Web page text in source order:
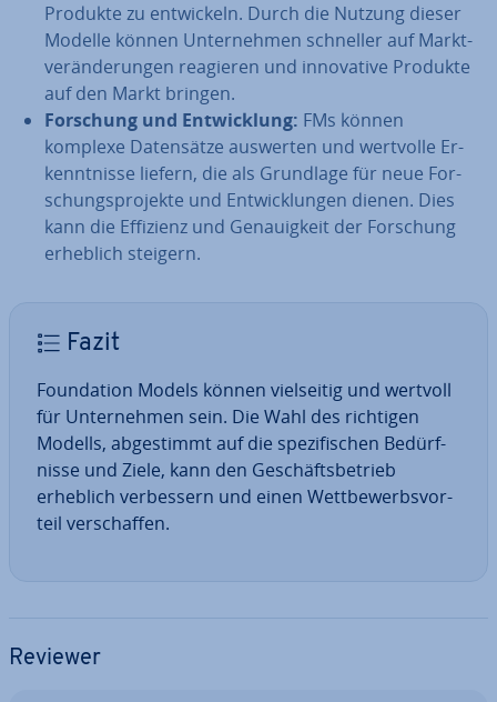
Produkte zu ent­wi­ckeln. Durch die Nutzung dieser
Modelle können Un­ter­neh­men schneller auf Markt­
ver­än­de­run­gen reagieren und in­no­va­ti­ve Produkte
auf den Markt bringen.
Forschung und Ent­wick­lung: FMs können
komplexe Da­ten­sät­ze auswerten und wertvolle Er­
kennt­nis­se liefern, die als Grundlage für neue For­
schungs­pro­jek­te und Ent­wick­lun­gen dienen. Dies
kann die Effizienz und Ge­nau­ig­keit der Forschung
erheblich steigern.
Fazit
Foun­da­ti­on Models können viel­sei­tig und wertvoll
für Un­ter­neh­men sein. Die Wahl des richtigen
Modells, ab­ge­stimmt auf die spe­zi­fi­schen Be­dürf­
nis­se und Ziele, kann den Ge­schäfts­be­trieb
erheblich ver­bes­sern und einen Wett­be­werbs­vor­
teil ver­schaf­fen.
Reviewer